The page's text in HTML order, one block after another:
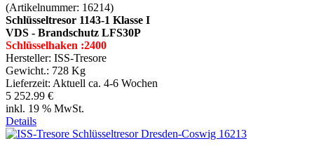
(Artikelnummer: 16214)
Schlüsseltresor 1143-1 Klasse I
VDS - Brandschutz LFS30P
Schlüsselhaken :2400
Hersteller: ISS-Tresore
Gewicht.: 728 Kg
Lieferzeit: Aktuell ca. 4-6 Wochen
5 252.99 €
inkl. 19 % MwSt.
Details